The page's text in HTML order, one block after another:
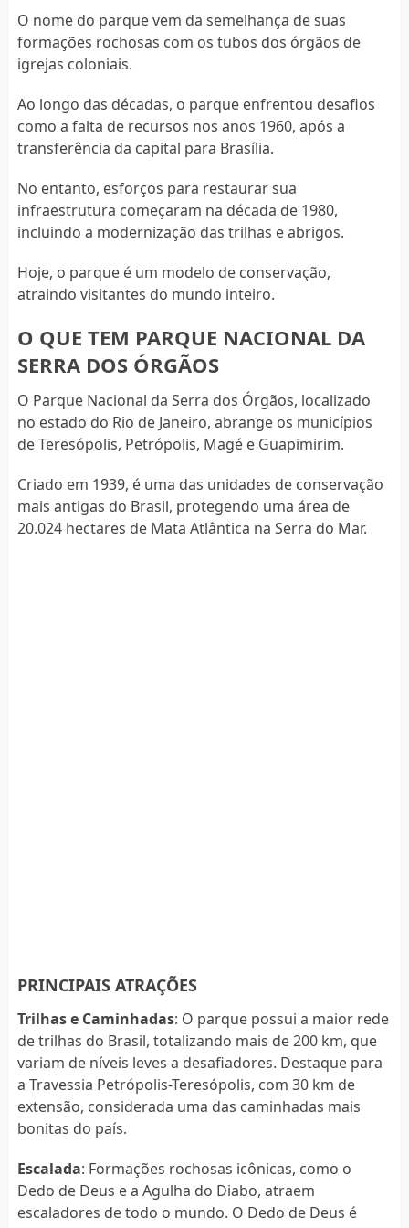
O nome do parque vem da semelhança de suas
formações rochosas com os tubos dos órgãos de
igrejas coloniais.
Ao longo das décadas, o parque enfrentou desafios
como a falta de recursos nos anos 1960, após a
transferência da capital para Brasília.
No entanto, esforços para restaurar sua
infraestrutura começaram na década de 1980,
incluindo a modernização das trilhas e abrigos.
Hoje, o parque é um modelo de conservação,
atraindo visitantes do mundo inteiro.
O QUE TEM PARQUE NACIONAL DA
SERRA DOS ÓRGÃOS
O Parque Nacional da Serra dos Órgãos, localizado
no estado do Rio de Janeiro, abrange os municípios
de Teresópolis, Petrópolis, Magé e Guapimirim.
Criado em 1939, é uma das unidades de conservação
mais antigas do Brasil, protegendo uma área de
20.024 hectares de Mata Atlântica na Serra do Mar.
PRINCIPAIS ATRAÇÕES
Trilhas e Caminhadas: O parque possui a maior rede
de trilhas do Brasil, totalizando mais de 200 km, que
variam de níveis leves a desafiadores. Destaque para
a Travessia Petrópolis-Teresópolis, com 30 km de
extensão, considerada uma das caminhadas mais
bonitas do país.
Escalada: Formações rochosas icônicas, como o
Dedo de Deus e a Agulha do Diabo, atraem
escaladores de todo o mundo. O Dedo de Deus é